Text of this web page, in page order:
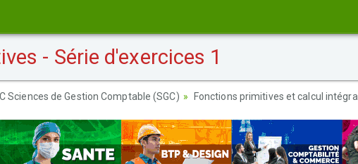
- Série d'exercices 1
Sciences de Gestion Comptable (SGC) Fonctions primitives et calcul intégral